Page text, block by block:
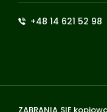
+48 14 621 52 98